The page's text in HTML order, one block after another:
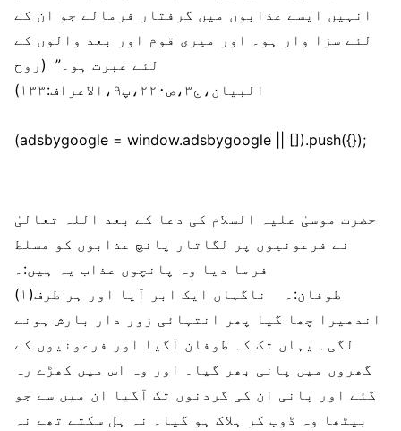
انہیں ایسے عذابوں میں گرفتار فرمالے جو ان کے
لئے سزا وار ہو۔ اور میری قوم اور بعد والوں کے
لئے عبرت ہو۔” (روح
البیان،ج۳،ص۲۲۰،پ۹،الاعراف:۱۳۳)
(adsbygoogle = window.adsbygoogle || []).push({});
حضرت موسیٰ علیہ السلام کی دعا کے بعد اللہ تعالیٰ
نے فرعونیوں پر لگاتار پانچ عذابوں کو مسلط
فرما دیا وہ پانچوں عذاب یہ ہیں:۔
(۱)طوفان:۔ ناگہاں ایک ابر آیا اور ہر طرف
اندھیرا چھا گیا پھر انتہائی زور دار بارش ہونے
لگی۔ یہاں تک کہ طوفان آگیا اور فرعونیوں کے
گھروں میں پانی بھر گیا۔ اور وہ اس میں کھڑے رہ
گئے اور پانی ان کی گردنوں تک آگیا ان میں سے جو
بیٹھا وہ ڈوب کر ہلاک ہو گیا۔ نہ ہل سکتے تھے نہ